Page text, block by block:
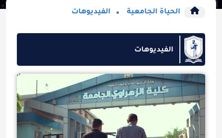
الحياة الجامعية الفيديوهات
الفيديوهات